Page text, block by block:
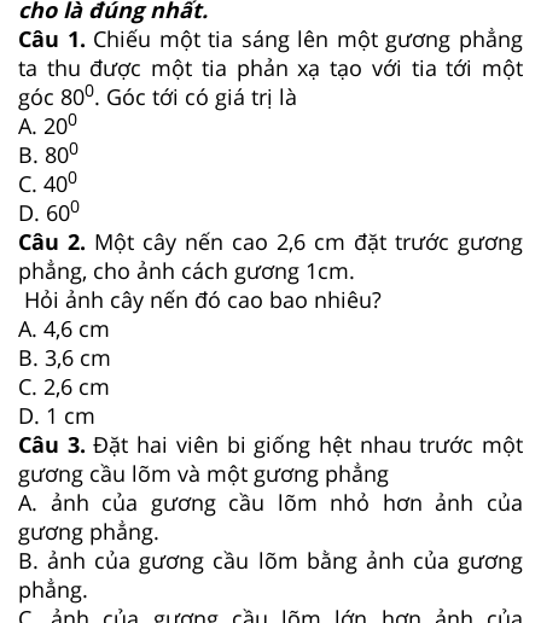
cho là đúng nhất.
Câu 1. Chiếu một tia sáng lên một gương phẳng
ta thu được một tia phản xạ tạo với tia tới một
góc 800. Góc tới có giá trị là
A. 200
B. 800
C. 400
D. 600
Câu 2. Một cây nến cao 2,6 cm đặt trước gương
phẳng, cho ảnh cách gương 1cm.
Hỏi ảnh cây nến đó cao bao nhiêu?
A. 4,6 cm
B. 3,6 cm
C. 2,6 cm
D. 1 cm
Câu 3. Đặt hai viên bi giống hệt nhau trước một
gương cầu lõm và một gương phẳng
A. ảnh của gương cầu lõm nhỏ hơn ảnh của
gương phẳng.
B. ảnh của gương cầu lõm bằng ảnh của gương
phẳng.